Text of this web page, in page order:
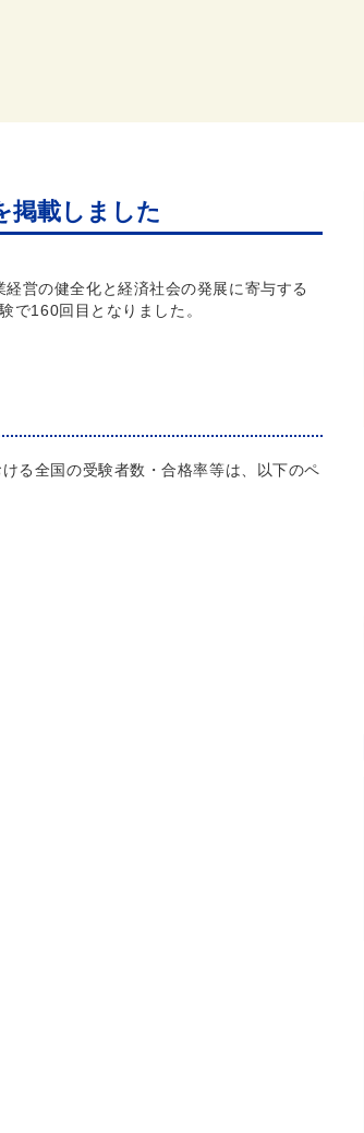
掲載しました
営の健全化と経済社会の発展に寄与する
で160回目となりました。
る全国の受験者数・合格率等は、以下のペ